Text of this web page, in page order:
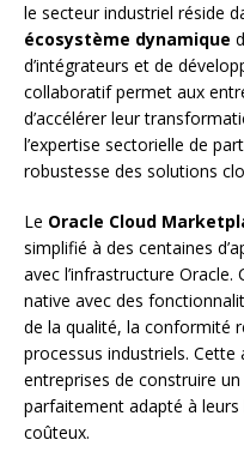
le secteur industriel réside
écosystème dynamique
d’intégrateurs et de
collaboratif permet aux
d’accélérer leur
l’expertise sectorielle de
robustesse des solutions
Le Oracle Cloud
simplifié à des centaines
avec l’infrastructure
native avec des
de la qualité, la conformité
processus industriels.
entreprises de construire
parfaitement adapté à
coûteux.